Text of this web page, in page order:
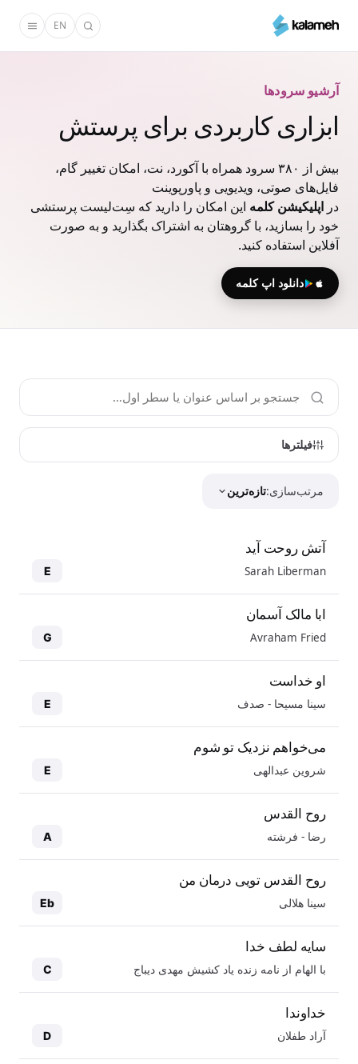
محتوای
EN
آرشیو سرودها
ابزاری کاربردی برای پرستش
بیش از ۳۸۰ سرود همراه با آکورد، نت، امکان تغییر گام،
فایل‌های صوتی، ویدیویی و پاورپوینت
در اپلیکیشن کلمه این امکان را دارید که سِت‌لیست پرستشی
خود را بسازید، با گروهتان به اشتراک بگذارید و به صورت
آفلاین استفاده کنید.
دانلود اپ کلمه
فیلترها
مرتب‌سازی:تازه‌ترین
آتش روحت آید
Sarah Liberman
E
ابا مالک آسمان
Avraham Fried
G
او خداست
سینا مسیحا - صدف E
می‌خواهم نزدیک تو شوم
شروین عبدالهی E
روح القدس
رضا - فرشته A
روح القدس تویی درمان من
سینا هلالی Eb
سایه لطف خدا
با الهام از نامه زنده یاد کشیش مهدی دیباج C
خداوندا
آراد طفلان D